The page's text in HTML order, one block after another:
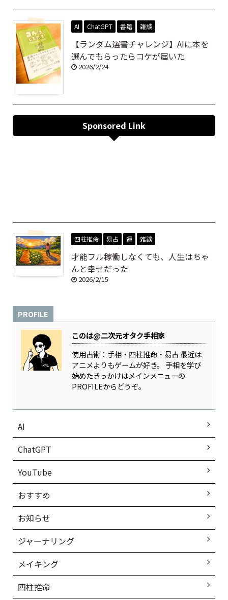
AI ChatGPT 書籍 雑談
【ランダム選書チャレンジ】AIに本を
選んでもらったらコケが届いた
2026/2/24
Sponsored Link
四柱推命 易占 運 雑談
才能フル稼働しなくても、人生はちゃ
んと幸せだった
2026/2/15
PROFILE
このは@二次元オタク手相家
使用占術：手相・四柱推命・易占 最近は
アニメよりもゲームが好き。 手相を学び
始めたきっかけはメインメニューの
PROFILEからどうぞ。
AI
ChatGPT
YouTube
おすすめ
お知らせ
ジャーナリング
メイキング
四柱推命